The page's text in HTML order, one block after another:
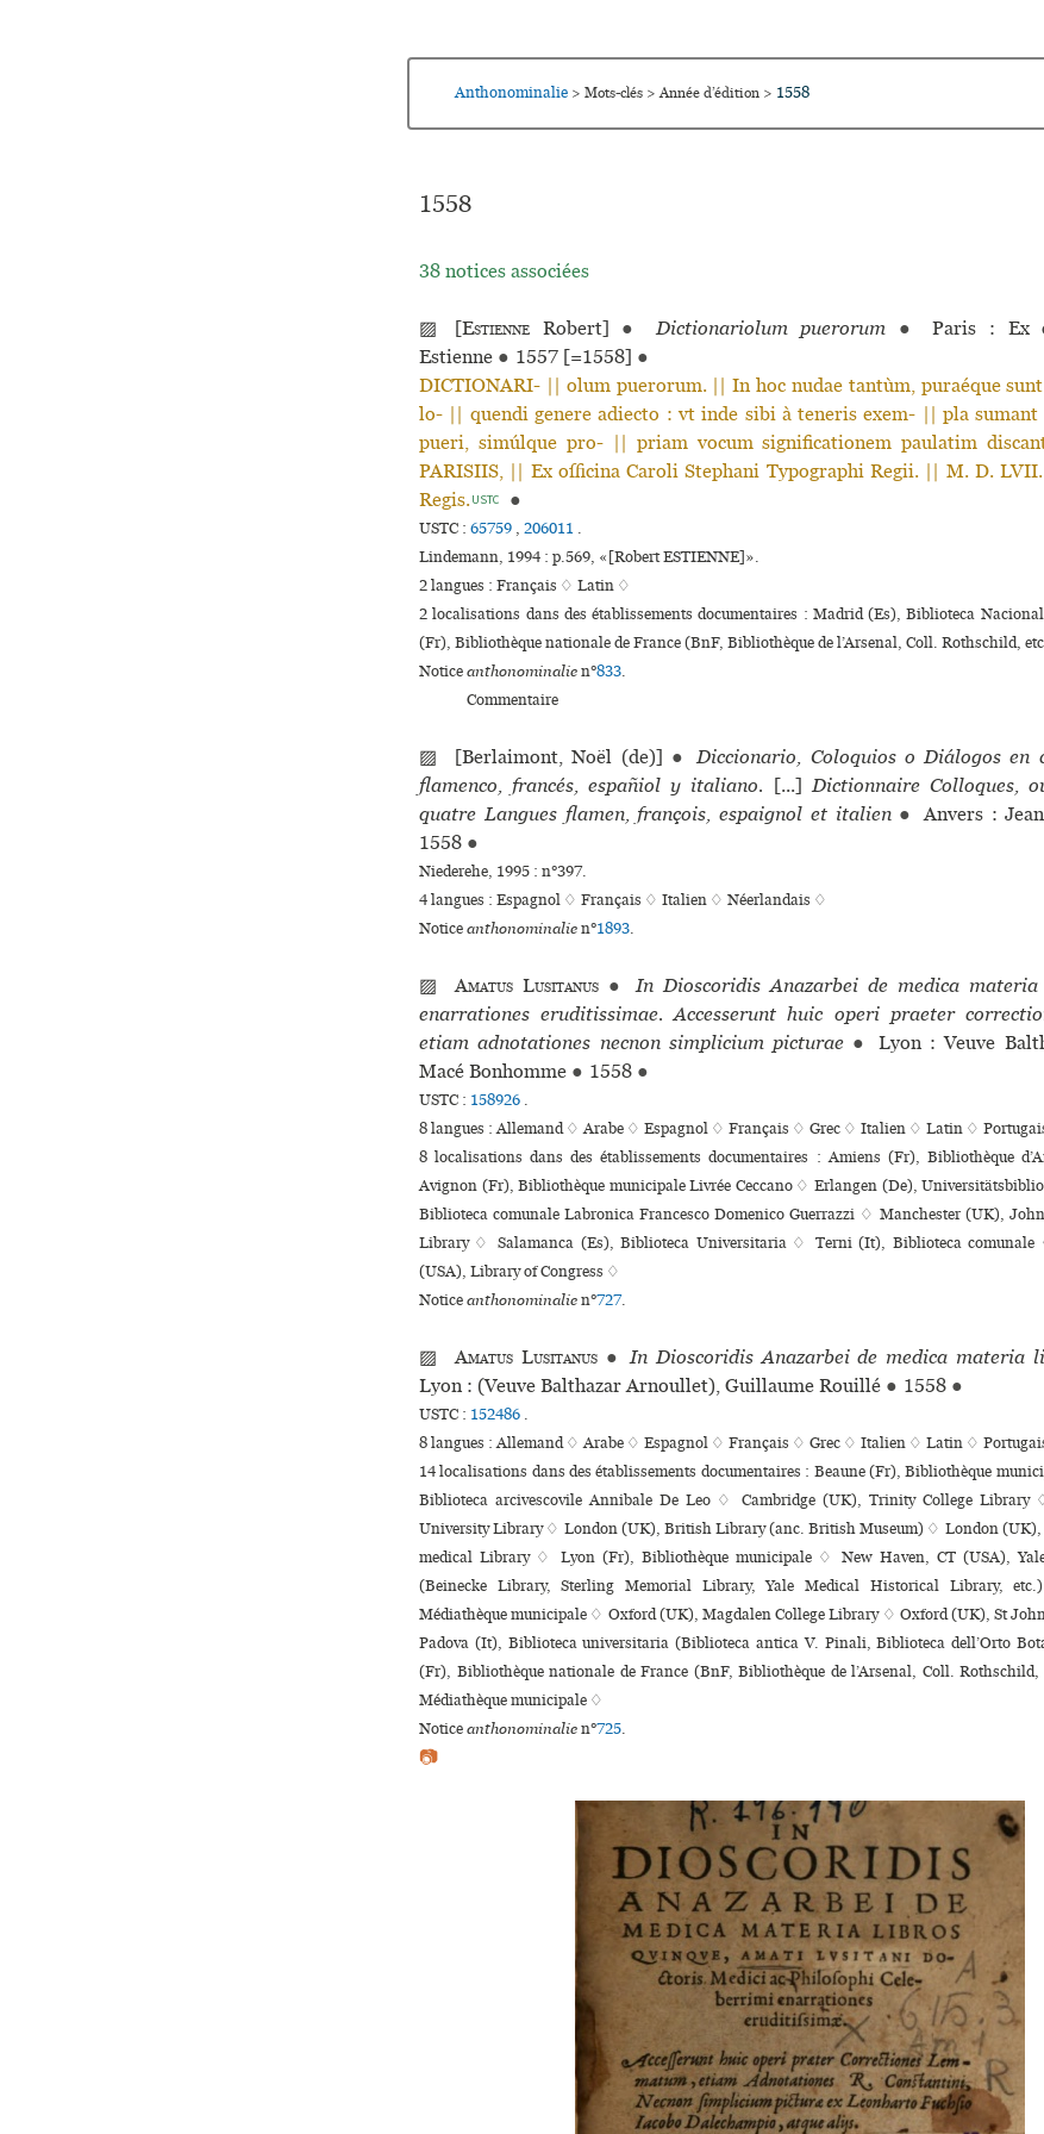
Anthonominalie > Mots-clés > Année d’édition > 1558
1558
38 notices associées
▨ [Estienne Robert] ● Dictionariolum puerorum ●
Paris : Ex
Estienne ● 1557 [=1558] ●
DICTIONARI- || olum puerorum. || In hoc nudae tantùm, puraéque
lo- || quendi genere adiecto : vt inde sibi à teneris exem- || pla sumant
pueri, simúlque pro- || priam vocum significationem paulatim
PARISIIS, || Ex officina Caroli Stephani Typographi Regii. || M. D.
Regis.USTC ●
USTC : 65759 , 206011 .
Lindemann, 1994 : p.569, «[Robert ESTIENNE]».
2 langues : Français ♢ Latin ♢
2 localisations dans des établissements documentaires : Madrid (Es), Biblioteca
(Fr), Bibliothèque nationale de France (BnF, Bibliothèque de l’Arsenal, Coll. Rothschild,
Noticeanthonominalien°833.
Commentaire
▨ [Berlaimont, Noël (de)] ●
Diccionario, Coloquios o Diálogos en
flamenco, francés, españiol y italiano. [...]Dictionnaire Colloques,
quatre Langues flamen, françois, espaignol et italien ● Anvers :
1558 ●
Niederehe, 1995 : n°397.
4 langues : Espagnol ♢ Français ♢ Italien ♢ Néerlandais ♢
Noticeanthonominalien°1893.
▨Amatus Lusitanus ●
In Dioscoridis Anazarbei de medica
enarrationes eruditissimae. Accesserunt huic operi praeter
etiam adnotationes necnon simplicium picturae ●
Lyon : Veuve
Macé Bonhomme ● 1558 ●
USTC : 158926 .
8 langues :Allemand ♢Arabe ♢ Espagnol ♢ Français ♢ Grec ♢ Italien ♢ Latin ♢
8 localisations dans des établissements documentaires : Amiens (Fr), Bibliothèque
Avignon (Fr), Bibliothèque muni­ci­pale Livrée Ceccano ♢ Erlangen (De),
Biblioteca comu­nale Labronica Francesco Domenico Guerrazzi ♢ Manchester (UK),
Library ♢ Salamanca (Es), Biblioteca Universitaria ♢ Terni (It), Biblioteca
(USA), Library of Congress ♢
Noticeanthonominalien°727.
▨Amatus Lusitanus ● In Dioscoridis Anazarbei de medica materia
Lyon : (Veuve Balthazar Arnoullet), Guillaume Rouillé ● 1558 ●
USTC : 152486 .
8 langues :Allemand ♢Arabe ♢ Espagnol ♢ Français ♢ Grec ♢ Italien ♢ Latin ♢
14 localisations dans des établissements documentaires : Beaune (Fr), Bibliothèque
Biblioteca arci­ves­co­vile Annibale De Leo ♢ Cambridge (UK), Trinity College Library
University Library ♢ London (UK), British Library (anc. British Museum) ♢ London (UK),
medi­cal Library ♢ Lyon (Fr), Bibliothèque muni­ci­pale ♢ New Haven, CT (USA),
(Beinecke Library, Sterling Memorial Library, Yale Medical Historical Library,
Médiathèque muni­ci­pale ♢ Oxford (UK), Magdalen College Library ♢ Oxford (UK), St
Padova (It), Biblioteca uni­ver­si­ta­ria (Biblioteca antica V. Pinali, Biblioteca dell’Orto
(Fr), Bibliothèque nationale de France (BnF, Bibliothèque de l’Arsenal, Coll.
Médiathèque muni­ci­pale ♢
Noticeanthonominalien°725.
📷